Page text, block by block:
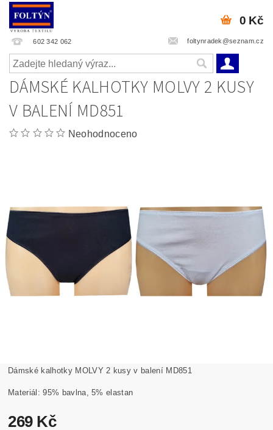
602 342 062 foltynradek@seznam.cz
0 Kč
DÁMSKÉ KALHOTKY MOLVY 2 KUSY
V BALENÍ MD851
Neohodnoceno
Dámské kalhotky MOLVY 2 kusy v balení MD851
Materiál: 95% bavlna, 5% elastan
269 Kč